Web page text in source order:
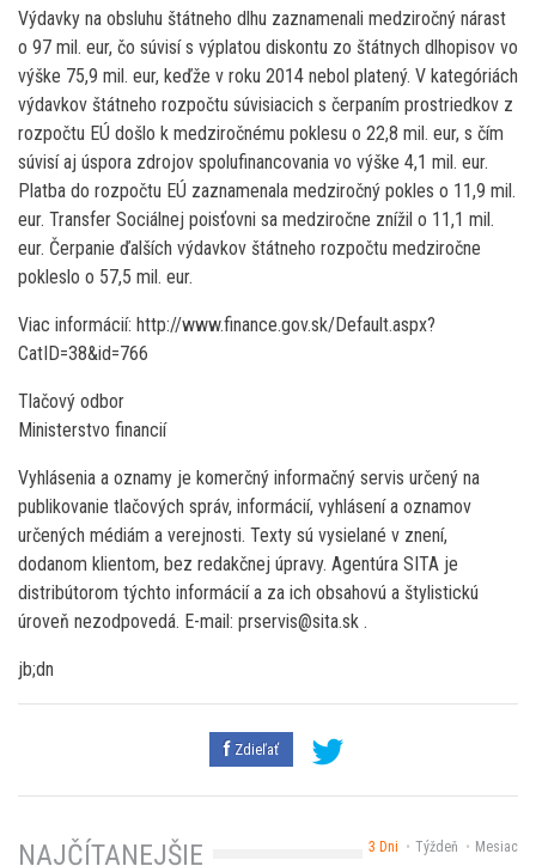
Výdavky na obsluhu štátneho dlhu zaznamenali medziročný nárast
o 97 mil. eur, čo súvisí s výplatou diskontu zo štátnych dlhopisov vo
výške 75,9 mil. eur, keďže v roku 2014 nebol platený. V kategóriách
výdavkov štátneho rozpočtu súvisiacich s čerpaním prostriedkov z
rozpočtu EÚ došlo k medziročnému poklesu o 22,8 mil. eur, s čím
súvisí aj úspora zdrojov spolufinancovania vo výške 4,1 mil. eur.
Platba do rozpočtu EÚ zaznamenala medziročný pokles o 11,9 mil.
eur. Transfer Sociálnej poisťovni sa medziročne znížil o 11,1 mil.
eur. Čerpanie ďalších výdavkov štátneho rozpočtu medziročne
pokleslo o 57,5 mil. eur.
Viac informácií: http://www.finance.gov.sk/Default.aspx?
CatID=38&id=766
Tlačový odbor
Ministerstvo financií
Vyhlásenia a oznamy je komerčný informačný servis určený na
publikovanie tlačových správ, informácií, vyhlásení a oznamov
určených médiám a verejnosti. Texty sú vysielané v znení,
dodanom klientom, bez redakčnej úpravy. Agentúra SITA je
distribútorom týchto informácií a za ich obsahovú a štylistickú
úroveň nezodpovedá. E-mail: prservis@sita.sk .
jb;dn
Zdieľať
3 Dni Týždeň Mesiac
NAJČÍTANEJŠIE